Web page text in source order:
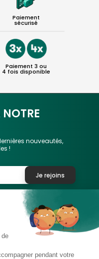
Paiement
sécurisé
Paiement 3 ou
4 fois disponible
nouveautés,
!
Je rejoins
de
pendant votre